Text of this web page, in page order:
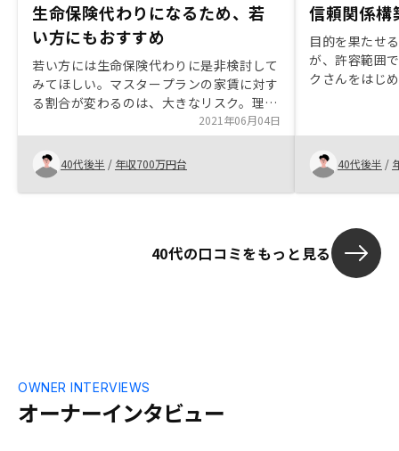
生命保険代わりになるため、若
い方にもおすすめ
若い方には生命保険代わりに是非検討して
みてほしい。マスタープランの家賃に対す
る割合が変わるのは、大きなリスク。理由
はなんとでも付けられるので。2021年06月04日
40代後半 / 年収700万円台
信頼関係構
目的を果たせ
が、許容範囲
クさんをはじ
きるのか否か
がクリアーで
断をしました
10年のシミュ
どこに、リス
数字から判断
説明をいただ
40代後半 /
40代の口コミをもっと見る
オーナーインタビュー
OWNER INTERVIEWS